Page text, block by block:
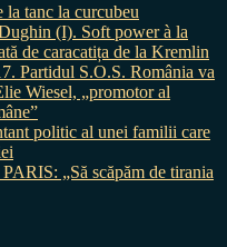
tanc la curcubeu
(I). Soft power à la
de caracatița de la Kremlin
Partidul S.O.S. România va
Wiesel, „promotor al
politic al unei familii care
„Să scăpăm de tirania